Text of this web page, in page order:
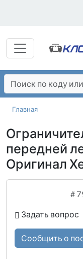
Главная
передней
Оригинал
#
Задать вопрос
Сообщить о